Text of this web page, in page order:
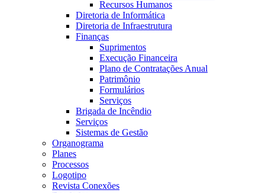
Recursos Humanos
Diretoria de Informática
Diretoria de Infraestrutura
Finanças
Suprimentos
Execução Financeira
Plano de Contratações Anual
Patrimônio
Formulários
Serviços
Brigada de Incêndio
Serviços
Sistemas de Gestão
Organograma
Planes
Processos
Logotipo
Revista Conexões